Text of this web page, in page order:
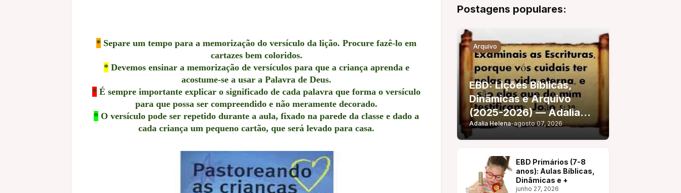
* Separe um tempo para a memorização do versículo da lição. Procure fazê-lo em
cartazes bem coloridos.
* Devemos ensinar a memorização de versículos para que a criança aprenda e
acostume-se a usar a Palavra de Deus.
* É sempre importante explicar o significado de cada palavra que forma o versículo
para que possa ser compreendido e não meramente decorado.
* O versículo pode ser repetido durante a aula, fixado na parede da classe e dado a
cada criança um pequeno cartão, que será levado para casa.
EBD | 3º
2026
EBD | 3º
Postagens populares:
Arquivo
EBD: Lições Bíblicas,
Dinâmicas e Arquivo
(2025-2026) — Adalia
Helena
Adalia Helena-agosto 07, 2026
EBD Primários (7-8
anos): Aulas Bíblicas,
Dinâmicas e +
junho 27, 2026